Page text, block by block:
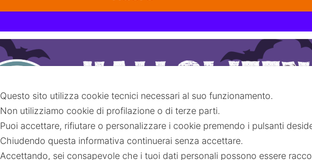
Questo sito utilizza cookie tecnici necessari al suo funzionamento.
Non utilizziamo cookie di profilazione o di terze parti.
Puoi accettare, rifiutare o personalizzare i cookie premendo i pulsanti
Chiudendo questa informativa continuerai senza accettare.
Accettando, sei consapevole che i tuoi dati personali possono essere